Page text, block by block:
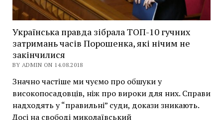
Українська правда зібрала ТОП-10 гучних
затримань часів Порошенка, які нічим не
закінчилися
BY ADMIN ON 14.08.2018
Значно частіше ми чуємо про обшуки у
високопосадовців, ніж про вироки для них. Справи
надходять у “правильні” суди, докази зникають.
Досі на свободі миколаївський